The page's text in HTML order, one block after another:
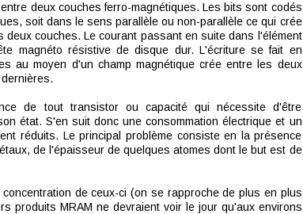
deux couches ferro-magnétiques. Les bits sont codés
soit dans le sens parallèle ou non-parallèle ce qui crée
deux couches. Le courant passant en suite dans l'élément
magnéto résistive de disque dur. L'écriture se fait en
au moyen d'un champ magnétique crée entre les deux
de tout transistor ou capacité qui nécessite d'être
état. S'en suit donc une consommation électrique et un
réduits. Le principal problème consiste en la présence
de l'épaisseur de quelques atomes dont le but est de
de ceux-ci (on se rapproche de plus en plus
produits MRAM ne devraient voir le jour qu'aux environs